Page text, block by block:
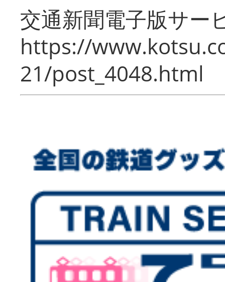
交通新聞電子版サー
https://
21/post_4048.html